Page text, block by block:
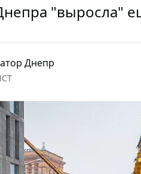
"выросла"
Днепр